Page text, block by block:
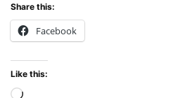
Share this:
Facebook
Like this: